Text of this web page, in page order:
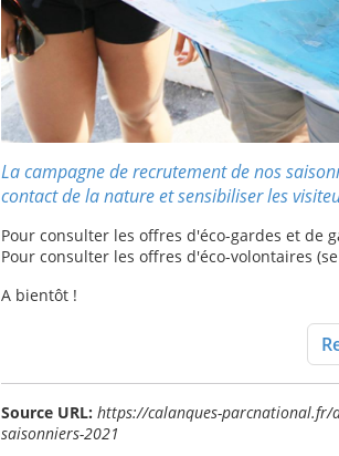
La campagne de recrutement de nos
contact de la nature et sensibiliser les
Pour consulter les offres d'éco-gardes et de
Pour consulter les offres d'éco-volontaires
A bientôt !
Source URL: https://calanques-parcnational.fr/
saisonniers-2021